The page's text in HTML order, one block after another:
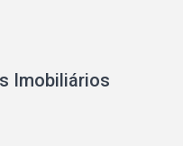
Imobiliários